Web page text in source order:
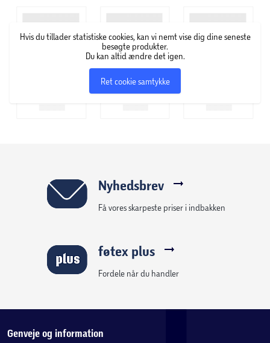
Hvis du tillader statistiske cookies, kan vi nemt vise dig dine seneste
besøgte produkter.
Du kan altid ændre det igen.
Ret cookie samtykke
Nyhedsbrev
Få vores skarpeste priser i indbakken
føtex plus
Fordele når du handler
Genveje og information